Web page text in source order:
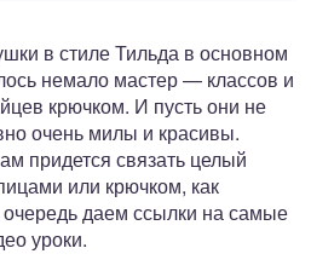
в стиле Тильда в основном
немало мастер — классов и
крючком. И пусть они не
очень милы и красивы.
придется связать целый
или крючком, как
даем ссылки на самые
уроки.